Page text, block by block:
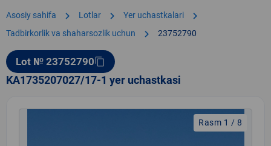
Asosiy sahifa chevron_right Lotlar chevron_right Yer uchastkalari chevron_right
Tadbirkorlik va shaharsozlik uchun chevron_right 23752790
Lot № 23752790content_copy
KA1735207027/17-1 yer uchastkasi
Rasm 1 / 8